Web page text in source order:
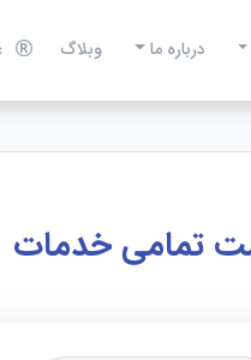
درباره ما وبلاگ
تمامی خدمات